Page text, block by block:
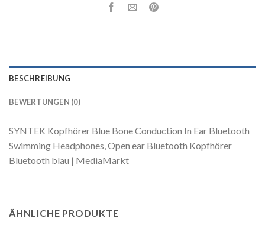
BESCHREIBUNG
BEWERTUNGEN (0)
SYNTEK Kopfhörer Blue Bone Conduction In Ear Bluetooth
Swimming Headphones, Open ear Bluetooth Kopfhörer
Bluetooth blau | MediaMarkt
ÄHNLICHE PRODUKTE